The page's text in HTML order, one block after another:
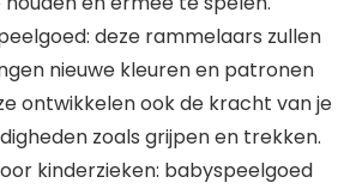
deze rammelaars zullen
nieuwe kleuren en patronen
ontwikkelen ook de kracht van je
zoals grijpen en trekken.
kinderzieken: babyspeelgoed